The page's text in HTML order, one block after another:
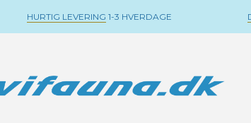
HURTIG LEVERING 1-3 HVERDAGE